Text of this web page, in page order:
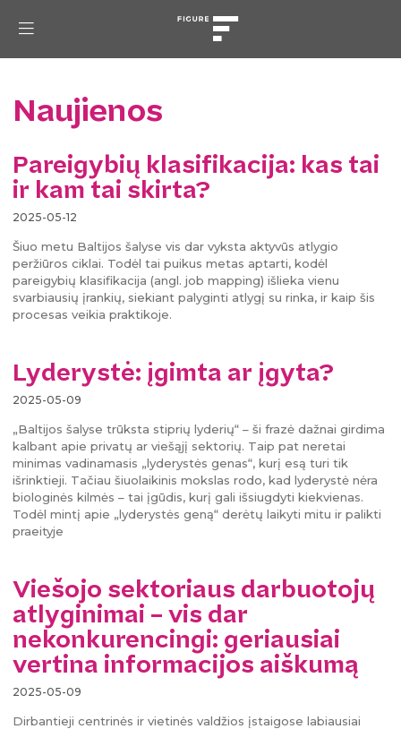
Naujienos
Pareigybių klasifikacija: kas tai
ir kam tai skirta?
2025-05-12
Šiuo metu Baltijos šalyse vis dar vyksta aktyvūs atlygio
peržiūros ciklai. Todėl tai puikus metas aptarti, kodėl
pareigybių klasifikacija (angl. job mapping) išlieka vienu
svarbiausių įrankių, siekiant palyginti atlygį su rinka, ir kaip šis
procesas veikia praktikoje.
Lyderystė: įgimta ar įgyta?
2025-05-09
„Baltijos šalyse trūksta stiprių lyderių“ – ši frazė dažnai girdima
kalbant apie privatų ar viešąjį sektorių. Taip pat neretai
minimas vadinamasis „lyderystės genas“, kurį esą turi tik
išrinktieji. Tačiau šiuolaikinis mokslas rodo, kad lyderystė nėra
biologinės kilmės – tai įgūdis, kurį gali išsiugdyti kiekvienas.
Todėl mintį apie „lyderystės geną“ derėtų laikyti mitu ir palikti
praeityje
Viešojo sektoriaus darbuotojų
atlyginimai – vis dar
nekonkurencingi: geriausiai
vertina informacijos aiškumą
2025-05-09
Dirbantieji centrinės ir vietinės valdžios įstaigose labiausiai